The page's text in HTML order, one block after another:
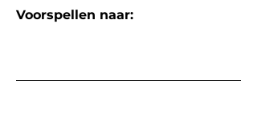
Voorspellen naar: